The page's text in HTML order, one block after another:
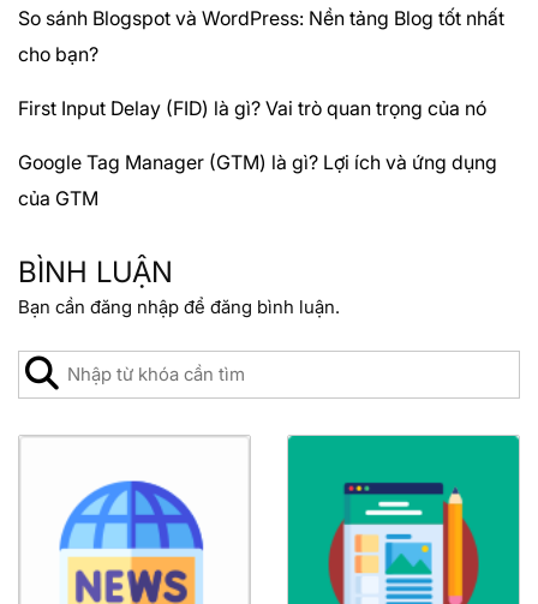
So sánh Blogspot và WordPress: Nền tảng Blog tốt nhất
cho bạn?
First Input Delay (FID) là gì? Vai trò quan trọng của nó
Google Tag Manager (GTM) là gì? Lợi ích và ứng dụng
của GTM
BÌNH LUẬN
Bạn cần đăng nhập để đăng bình luận.